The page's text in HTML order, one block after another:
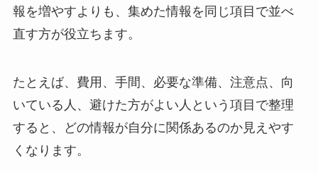
報を増やすよりも、集めた情報を同じ項目で並べ
直す方が役立ちます。
たとえば、費用、手間、必要な準備、注意点、向
いている人、避けた方がよい人という項目で整理
すると、どの情報が自分に関係あるのか見えやす
くなります。